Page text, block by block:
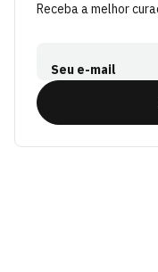
Receba a melhor
Seu e-mail